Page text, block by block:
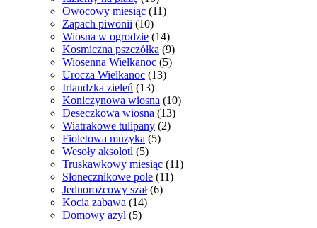
Owocowy miesiąc (11)
Zapach piwonii (10)
Wiosna w ogrodzie (14)
Kosmiczna pszczółka (9)
Wiosenna Wielkanoc (5)
Urocza Wielkanoc (13)
Irlandzka zieleń (13)
Koniczynowa wiosna (10)
Deseczkowa wiosna (13)
Wiatrakowe tulipany (2)
Fioletowa muzyka (5)
Wesoły aksolotl (5)
Truskawkowy miesiąc (11)
Słonecznikowe pole (11)
Jednorożcowy szał (6)
Kocia zabawa (14)
Domowy azyl (5)